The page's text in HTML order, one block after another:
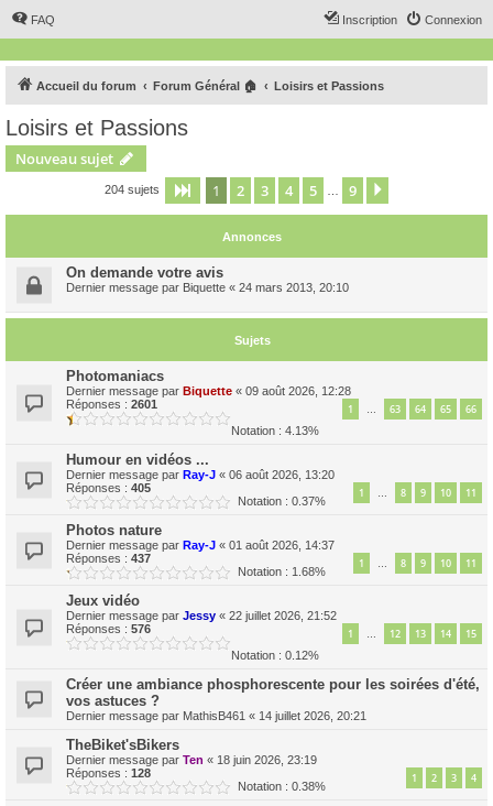
FAQ Connexion
Inscription
Accueil du forum Forum Général 🏠 Loisirs et Passions
Loisirs et Passions
Nouveau sujet
204 sujets Page 1sur9
1 2 3 4 5 9
Annonces
On demande votre avis
Dernier message par Biquette « 24 mars 2013, 20:10
Sujets
Photomaniacs
Dernier message par Biquette « 09 août 2026, 12:28
Réponses : 2601 1 … 63 64 65 66
Notation : 4.13%
Humour en vidéos ...
Dernier message par Ray-J « 06 août 2026, 13:20
Réponses : 405 1 … 8 9 10 11
Notation : 0.37%
Photos nature
Dernier message par Ray-J « 01 août 2026, 14:37
Réponses : 437 1 … 8 9 10 11
Notation : 1.68%
Jeux vidéo
Dernier message par Jessy « 22 juillet 2026, 21:52
Réponses : 576 1 … 12 13 14 15
Notation : 0.12%
Créer une ambiance phosphorescente pour les soirées d'été,
vos astuces ?
Dernier message par MathisB461 « 14 juillet 2026, 20:21
TheBiket'sBikers
Dernier message par Ten « 18 juin 2026, 23:19
Réponses : 128 1 2 3 4
Notation : 0.38%